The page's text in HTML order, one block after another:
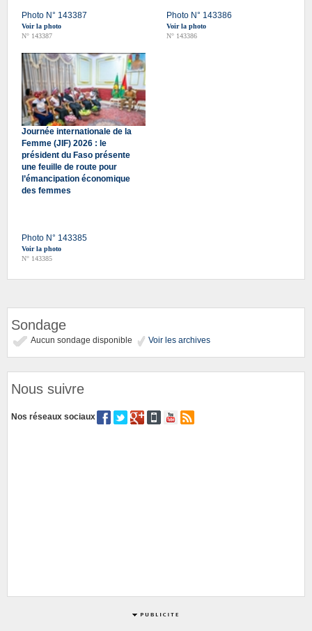
Photo N° 143387
Voir la photo
N° 143387
Photo N° 143386
Voir la photo
N° 143386
Journée internationale de la
Femme (JIF) 2026 : le
président du Faso présente
une feuille de route pour
l’émancipation économique
des femmes
Photo N° 143385
Voir la photo
N° 143385
Sondage
Aucun sondage disponible Voir les archives
Nous suivre
Nos réseaux sociaux